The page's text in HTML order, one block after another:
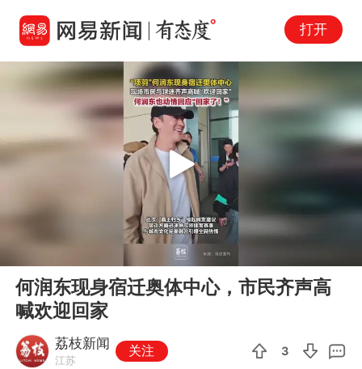
打开
Play
何润东现身宿迁奥体中心，市民齐声高
喊欢迎回家
荔枝新闻
江苏
关注 3